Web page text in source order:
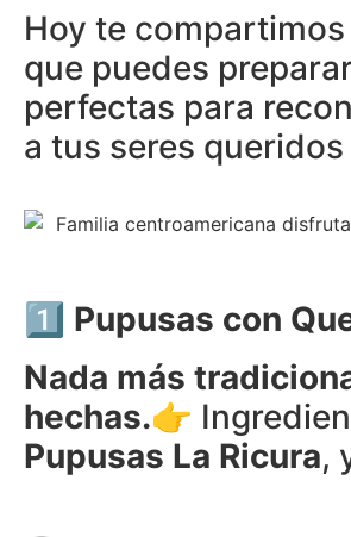
Hoy te compartimos
que puedes
perfectas para
a tus seres
1️⃣ Pupusas con
Nada más
hechas.👉
Pupusas La Ricura,